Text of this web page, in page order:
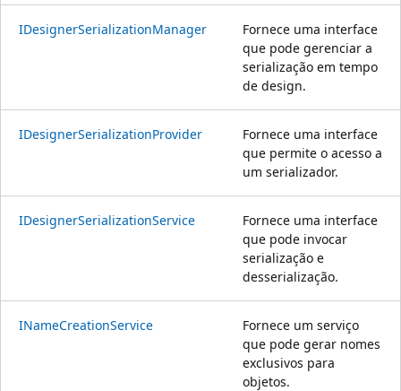
IDesignerSerializationManager
Fornece uma interface
que pode gerenciar a
serialização em tempo
de design.
IDesignerSerializationProvider
Fornece uma interface
que permite o acesso a
um serializador.
IDesignerSerializationService
Fornece uma interface
que pode invocar
serialização e
desserialização.
INameCreationService
Fornece um serviço
que pode gerar nomes
exclusivos para
objetos.